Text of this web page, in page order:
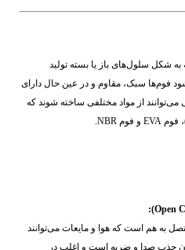
شکل سلول‌های باز یا بسته تولید
سبک، مقاوم و در عین حال دارای
از مواد مختلفی ساخته شوند که
به هم است که هوا و مایعات می‌توانند
جذب صدا و ضربه است و اغلب در